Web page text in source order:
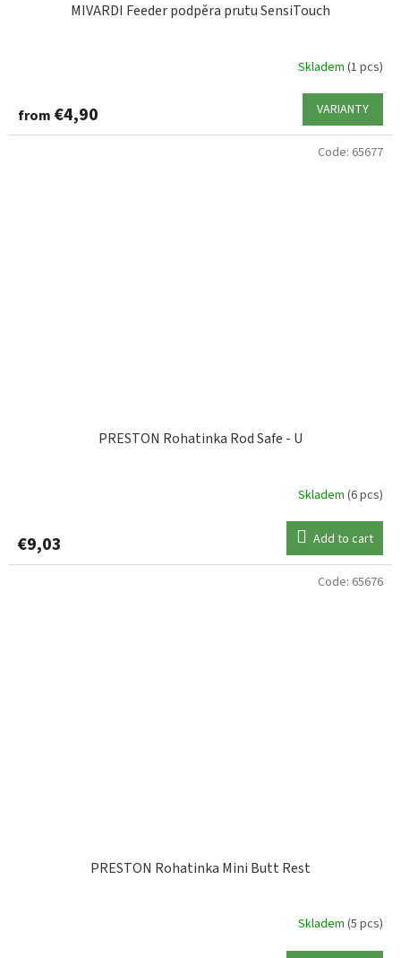
MIVARDI Feeder podpěra prutu SensiTouch
Skladem (1 pcs)
from €4,90 VARIANTY
PRESTON Rohatinka Rod Safe - U
Skladem (6 pcs)
€9,03 Add to cart
Code: 65677
PRESTON Rohatinka Mini Butt Rest
Skladem (5 pcs)
Code: 65676